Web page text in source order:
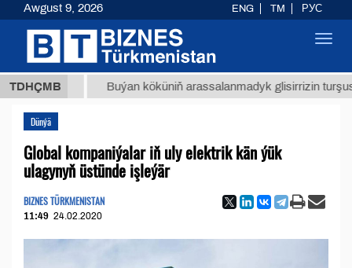
TDHÇMB
ТМТ Buýan köküniň arassalanmadyk glisirrizin turşusy (t.)
Dünýä
Global kompaniýalar iň uly elektrik kän ýük
ulagynyň üstünde işleýär
BIZNES TÜRKMENISTAN
11:49 24.02.2020
Awgust 9, 2026 ENG TM РУС